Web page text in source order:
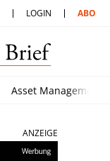
LOGIN ABO
Asset Management
ANZEIGE